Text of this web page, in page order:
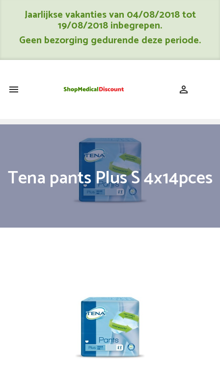
Jaarlijkse vakanties van 04/08/2018 tot
19/08/2018 inbegrepen.
Geen bezorging gedurende deze periode.
 
Tena pants Plus S 4x14pces